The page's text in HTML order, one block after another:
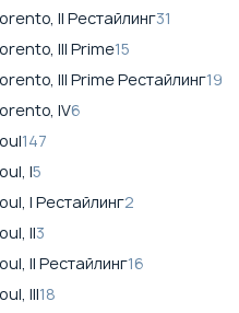
II Рестайлинг31
III Prime15
III Prime Рестайлинг19
IV6
147
I5
I Рестайлинг2
II3
II Рестайлинг16
III18